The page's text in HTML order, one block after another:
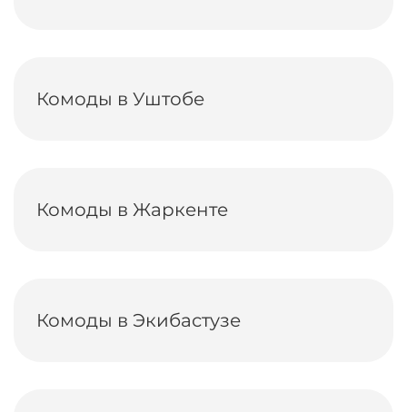
Комоды в Уштобе
Комоды в Жаркенте
Комоды в Экибастузе